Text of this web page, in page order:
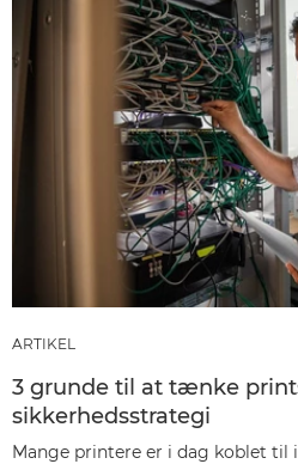
ARTIKEL
3 grunde til at tænke
sikkerhedsstrategi
Mange printere er i dag koblet til